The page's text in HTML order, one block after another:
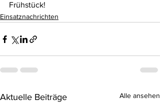
Frühstück!
Einsatznachrichten
Aktuelle Beiträge Alle ansehen